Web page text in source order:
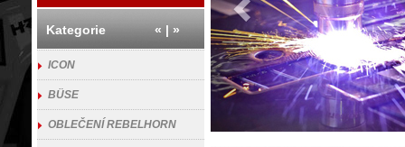
Kategorie « | »
ICON
BÜSE
OBLEČENÍ REBELHORN